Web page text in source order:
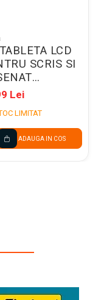
LCD
SCRIS SI
KIDEA
Lei
LIMITAT
ADAUGA IN COS